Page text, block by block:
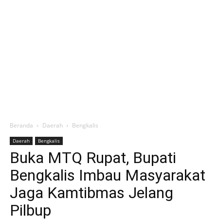
Beranda Daerah Bengkalis
Daerah Bengkalis
Buka MTQ Rupat, Bupati
Bengkalis Imbau Masyarakat
Jaga Kamtibmas Jelang
Pilbup